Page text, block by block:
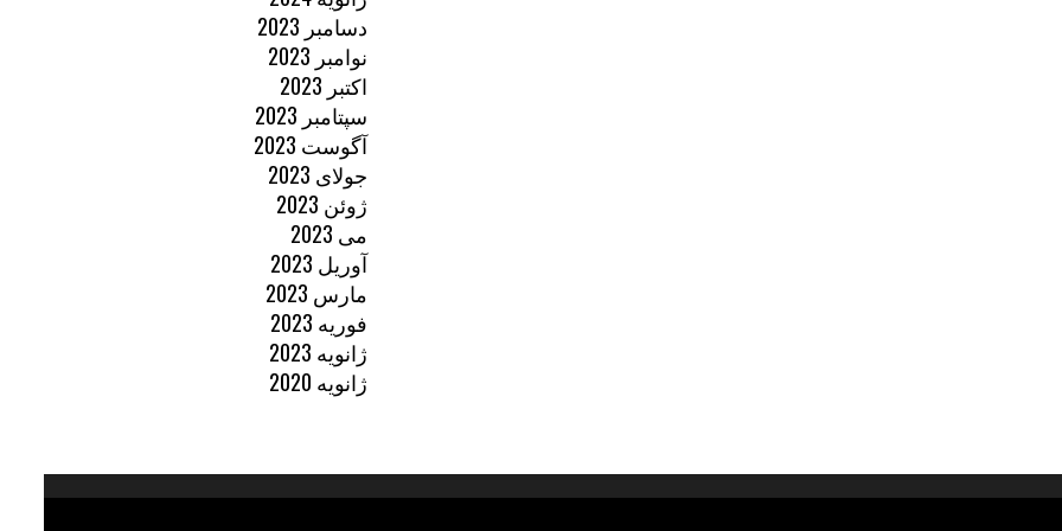
دسامبر 2023
نوامبر 2023
اکتبر 2023
سپتامبر 2023
آگوست 2023
جولای 2023
ژوئن 2023
می 2023
آوریل 2023
مارس 2023
فوریه 2023
ژانویه 2023
ژانویه 2020